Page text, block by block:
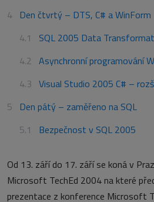
Den čtvrtý – DTS, C# a WinForm
SQL 2005 Data
Asynchronní programování
Visual Studio 2005 C# –
Den pátý – zaměřeno na SQL
Bezpečnost v SQL 2005
Od 13. září do 17. září se koná v
Microsoft TechEd 2004 na které
prezentace z konference Microsoft